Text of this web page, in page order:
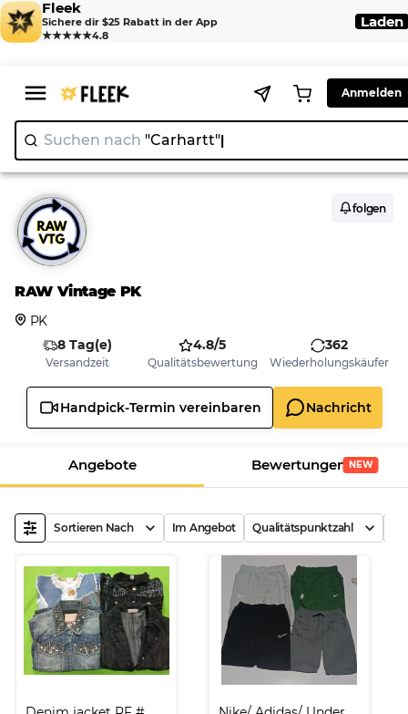
Fleek
Sichere dir $25 Rabatt in der App
★★★★★4.8
Laden
Anmelden
Suchen nach "Carhar
RAW Vintage PK
PK
folgen
8 Tag(e)
Versandzeit
4.8/5
Qualitätsbewertung
362
Wiederholungskäufer
Handpick-Termin vereinbaren Nachricht
Angebote Bewertungen NEW
Sortieren Nach Im Angebot Qualitätspunktzahl